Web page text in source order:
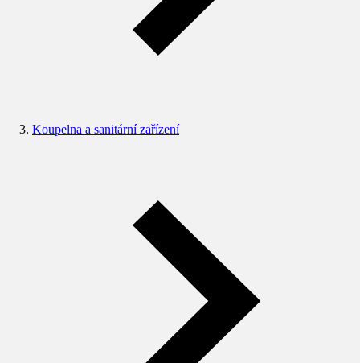
Koupelna a sanitární zařízení